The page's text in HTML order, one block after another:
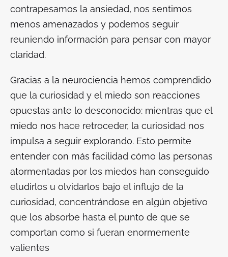
contrapesamos la ansiedad, nos sentimos
menos amenazados y podemos seguir
reuniendo información para pensar con mayor
claridad.
Gracias a la neurociencia hemos comprendido
que la curiosidad y el miedo son reacciones
opuestas ante lo desconocido: mientras que el
miedo nos hace retroceder, la curiosidad nos
impulsa a seguir explorando. Esto permite
entender con más facilidad cómo las personas
atormentadas por los miedos han conseguido
eludirlos u olvidarlos bajo el influjo de la
curiosidad, concentrándose en algún objetivo
que los absorbe hasta el punto de que se
comportan como si fueran enormemente
valientes